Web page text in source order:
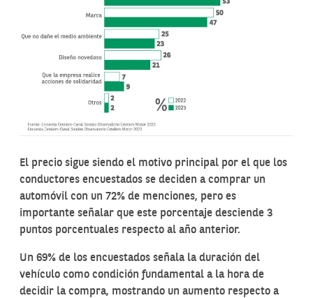
El precio sigue siendo el motivo principal por el que los
conductores encuestados se deciden a comprar un
automóvil con un 72% de menciones, pero es
importante señalar que este porcentaje desciende 3
puntos porcentuales respecto al año anterior.
Un 69% de los encuestados señala la duración del
vehículo como condición fundamental a la hora de
decidir la compra, mostrando un aumento respecto a